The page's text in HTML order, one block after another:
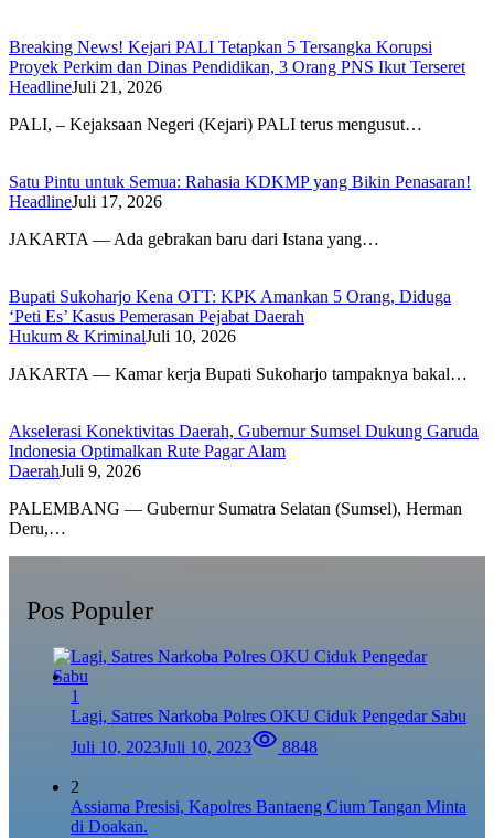
Breaking News! Kejari PALI Tetapkan 5 Tersangka Korupsi
Proyek Perkim dan Dinas Pendidikan, 3 Orang PNS Ikut Terseret
HeadlineJuli 21, 2026
PALI, – Kejaksaan Negeri (Kejari) PALI terus mengusut…
Satu Pintu untuk Semua: Rahasia KDKMP yang Bikin Penasaran!
HeadlineJuli 17, 2026
JAKARTA — Ada gebrakan baru dari Istana yang…
​Bupati Sukoharjo Kena OTT: KPK Amankan 5 Orang, Diduga
‘Peti Es’ Kasus Pemerasan Pejabat Daerah
Hukum & KriminalJuli 10, 2026
​JAKARTA — Kamar kerja Bupati Sukoharjo tampaknya bakal…
​Akselerasi Konektivitas Daerah, Gubernur Sumsel Dukung Garuda
Indonesia Optimalkan Rute Pagar Alam
DaerahJuli 9, 2026
PALEMBANG — Gubernur Sumatra Selatan (Sumsel), Herman
Deru,…
Pos Populer
1
Lagi, Satres Narkoba Polres OKU Ciduk Pengedar Sabu
Juli 10, 2023Juli 10, 2023 8848
2
Assiama Presisi, Kapolres Bantaeng Cium Tangan Minta
di Doakan.